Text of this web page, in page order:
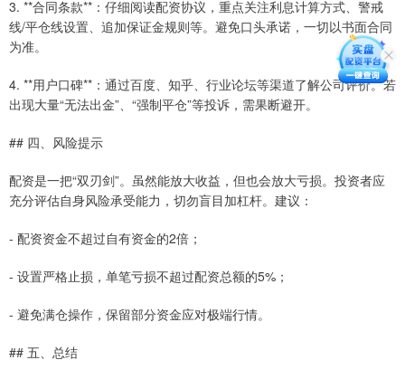
3. **合同条款**：仔细阅读配资协议，重点关注利息计算方式、警戒
线/平仓线设置、追加保证金规则等。避免口头承诺，一切以书面合同
为准。
4. **用户口碑**：通过百度、知乎、行业论坛等渠道了解公司评价。若
出现大量“无法出金”、“强制平仓”等投诉，需果断避开。
## 四、风险提示
配资是一把“双刃剑”。虽然能放大收益，但也会放大亏损。投资者应
充分评估自身风险承受能力，切勿盲目加杠杆。建议：
- 配资资金不超过自有资金的2倍；
- 设置严格止损，单笔亏损不超过配资总额的5%；
- 避免满仓操作，保留部分资金应对极端行情。
## 五、总结